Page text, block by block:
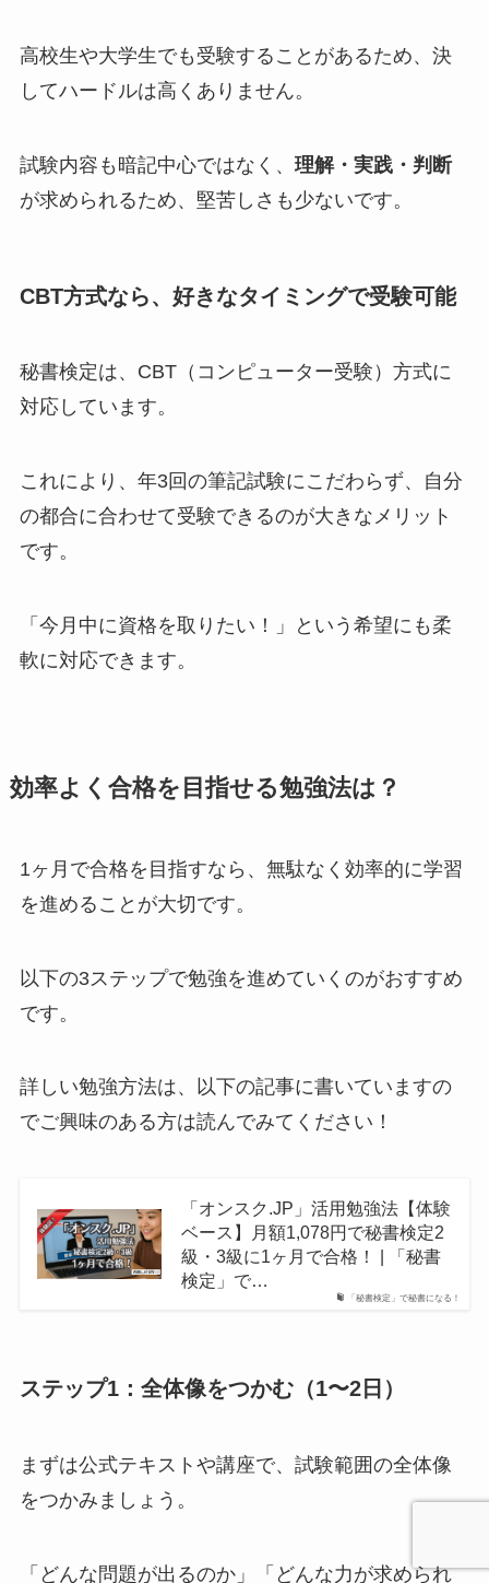
高校生や大学生でも受験することがあるため、決
してハードルは高くありません。
試験内容も暗記中心ではなく、 理解・実践・判断
が求められるため、堅苦しさも少ないです。
CBT方式なら、好きなタイミングで受験可能
秘書検定は、CBT（コンピューター受験）方式に
対応しています。
これにより、年3回の筆記試験にこだわらず、自分
の都合に合わせて受験できるのが大きなメリット
です。
「今月中に資格を取りたい！」という希望にも柔
軟に対応できます。
効率よく合格を目指せる勉強法は？
1ヶ月で合格を目指すなら、無駄なく効率的に学習
を進めることが大切です。
以下の3ステップで勉強を進めていくのがおすすめ
です。
詳しい勉強方法は、以下の記事に書いていますの
でご興味のある方は読んでみてください！
「秘書検定」で秘書になる！
「オンスク.JP」活用勉強法【体験
ベース】月額1,078円で秘書検定2
級・3級に1ヶ月で合格！ | 「秘書
検定」で…
ステップ1：全体像をつかむ（1〜2日）
まずは公式テキストや講座で、試験範囲の全体像
をつかみましょう。
「どんな問題が出るのか」「どんな力が求められ